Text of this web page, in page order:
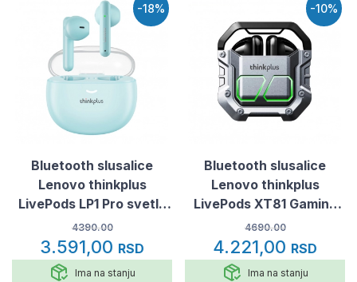
-18%
Bluetooth slusalice
Lenovo thinkplus
LivePods LP1 Pro svetlo
plave
4390.00
3.591,00 RSD
Ima na stanju
-10%
Bluetooth slusalice
Lenovo thinkplus
LivePods XT81 Gaming
crne
4690.00
4.221,00 RSD
Ima na stanju